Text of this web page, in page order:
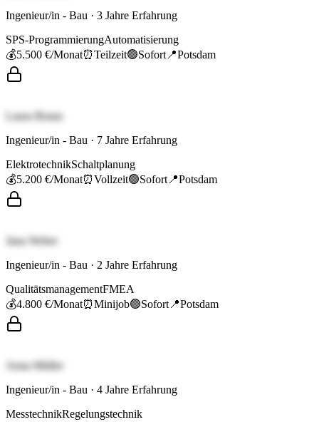
Ingenieur/in - Bau · 3 Jahre Erfahrung
SPS-ProgrammierungAutomatisierung
💰5.500 €/Monat⏰Teilzeit🟢Sofort 📍Potsdam
Laura Braun
Ingenieur/in - Bau · 7 Jahre Erfahrung
ElektrotechnikSchaltplanung
💰5.200 €/Monat⏰Vollzeit🟢Sofort 📍Potsdam
Jana Weber
Ingenieur/in - Bau · 2 Jahre Erfahrung
QualitätsmanagementFMEA
💰4.800 €/Monat⏰Minijob🟢Sofort 📍Potsdam
Anna Müller
Ingenieur/in - Bau · 4 Jahre Erfahrung
MesstechnikRegelungstechnik